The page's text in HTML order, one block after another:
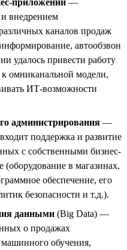
и внедрением
каналов продаж
автообзвон
удалось привести работу
омниканальной модели,
ИТ-возможности
администрирования —
поддержка и развитие
с собственными бизнес-
в магазинах,
обеспечение, его
безопасности и т.д.).
данными (Big Data) —
о продажах
обучения,